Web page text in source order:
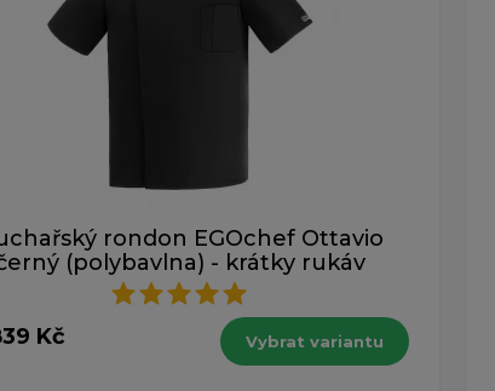
rondon EGOchef Ottavio
(polybavlna) - krátky rukáv
Kč Vybrat variantu